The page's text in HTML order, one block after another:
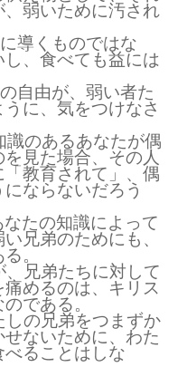
弱いために汚され
導くものではな
、食べても益には
自由が、弱い者た
に、気をつけなさ
識のあるあなたが偶
見た場合、その人
教育されて」、偶
ならないだろう
たの知識によって
兄弟のためにも、
。
、兄弟たちに対して
めるのは、キリス
である。
しの兄弟をつまずか
ないために、わた
ることはしな